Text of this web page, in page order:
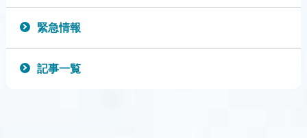
緊急情報
記事一覧